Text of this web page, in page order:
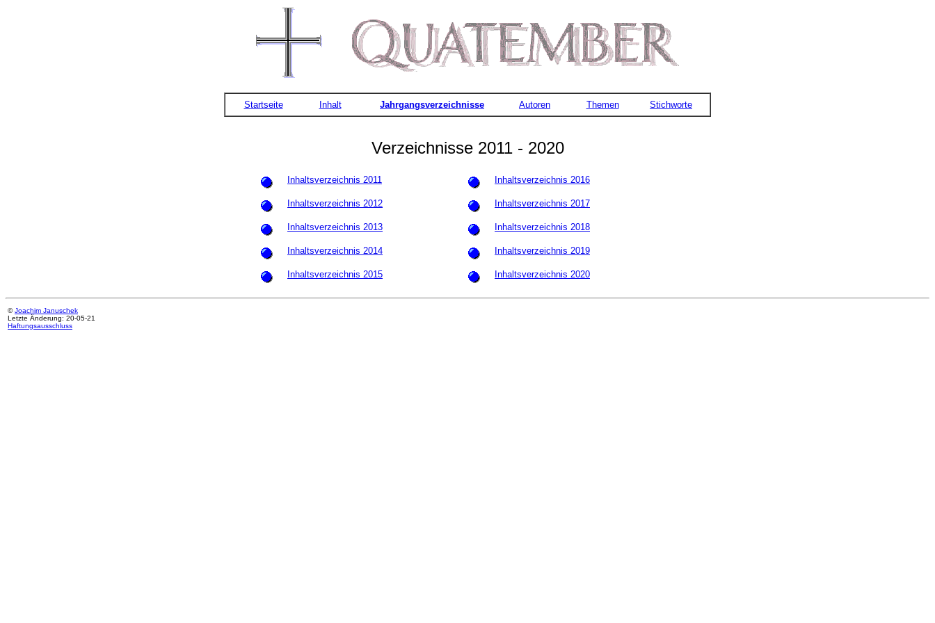
Startseite Inhalt Jahrgangsverzeichnisse Autoren Themen Stichworte
Verzeichnisse 2011 - 2020
Inhaltsverzeichnis 2011 Inhaltsverzeichnis 2016
Inhaltsverzeichnis 2012 Inhaltsverzeichnis 2017
Inhaltsverzeichnis 2013 Inhaltsverzeichnis 2018
Inhaltsverzeichnis 2014 Inhaltsverzeichnis 2019
Inhaltsverzeichnis 2015 Inhaltsverzeichnis 2020
©Joachim Januschek
Letzte Änderung: 20-05-21
Haftungsausschluss